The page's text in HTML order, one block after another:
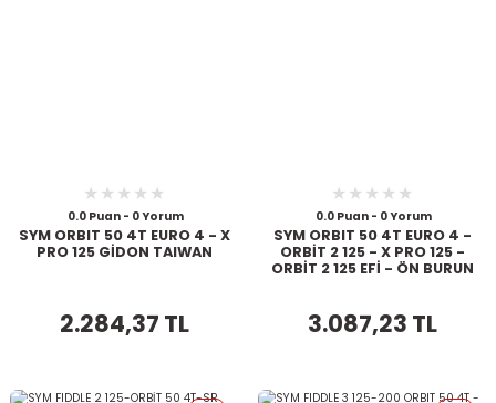
0.0 Puan - 0 Yorum
SYM ORBIT 50 4T EURO 4 - X
PRO 125 GİDON TAIWAN
2.284,37 TL
0.0 Puan - 0 Yorum
SYM ORBIT 50 4T EURO 4 -
ORBİT 2 125 - X PRO 125 -
ORBİT 2 125 EFİ - ÖN BURUN
3.087,23 TL